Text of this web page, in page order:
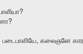
?
?
படைபாளியே, கலைஞனே